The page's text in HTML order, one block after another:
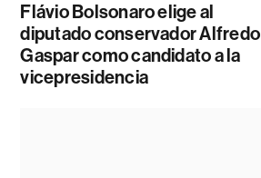
Flávio Bolsonaro elige al
diputado conservador Alfredo
Gaspar como candidato a la
vicepresidencia